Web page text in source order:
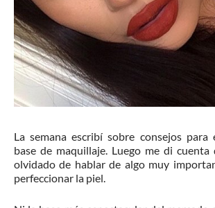
La semana escribí sobre consejos para
base de maquillaje. Luego me di
olvidado de hablar de algo muy
perfeccionar la piel.